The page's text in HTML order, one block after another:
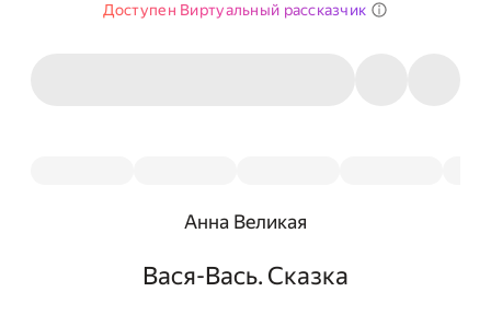
Доступен Виртуальный рассказчик
Анна Великая
Вася-Вась. Сказка